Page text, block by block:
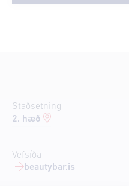
Staðsetning
2. hæð
Vefsíða
beautybar.is